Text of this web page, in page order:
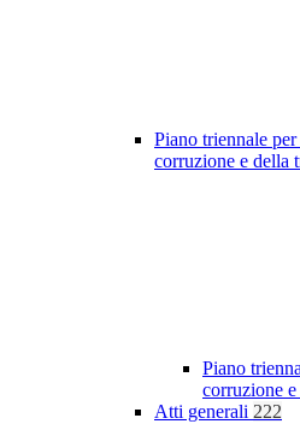
Piano triennale
corruzione e della
Piano
corruzione
Atti generali 222